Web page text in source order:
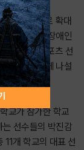
정식 대회로 확대
대회는 발달장애인
물론, e스포츠 선
로운 도전에 나설
교가 참가한 학교
선수들의 박진감
11개 학교의 대표 선